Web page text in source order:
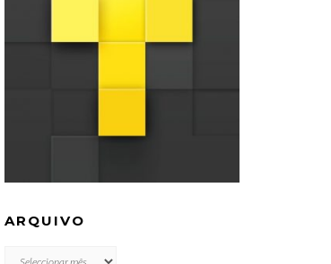
ARQUIVO
ARQUIVO